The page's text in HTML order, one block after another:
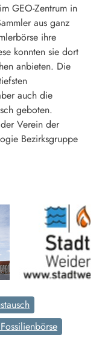
GEO-Zentrum in
aus ganz
ihre
konnten sie dort
anbieten. Die
auch die
geboten.
Verein der
Bezirksgruppe